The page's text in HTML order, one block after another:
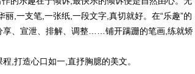
,一支笔,一张纸,一段文字,真切就好。在“乐趣”的
享、宣泄、排解、调整……铺开蹒跚的笔画,练就矫
,打造心口如一,直抒胸臆的美文。